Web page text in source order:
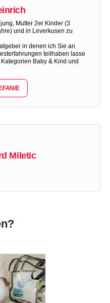
Mutter 2er Kinder (3
und in Leverkusen zu
in denen ich Sie an
teilhaben lasse
Baby & Kind und
Miletic